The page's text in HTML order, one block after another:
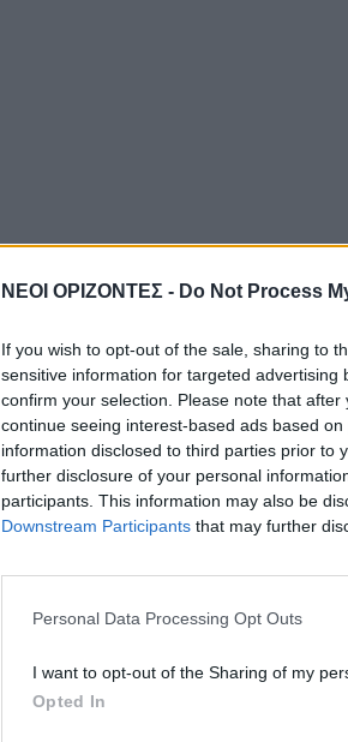
ΝΕΟΙ ΟΡΙΖΟΝΤΕΣ - Do Not Process
If you wish to opt-out of the sale, sharing to
sensitive information for targeted
confirm your selection. Please note that
continue seeing interest-based ads based
information disclosed to third parties prior to
further disclosure of your personal
participants. This information may also be
Downstream Participants that may further
Personal Data Processing Opt Outs
I want to opt-out of the Sharing of my
Opted In